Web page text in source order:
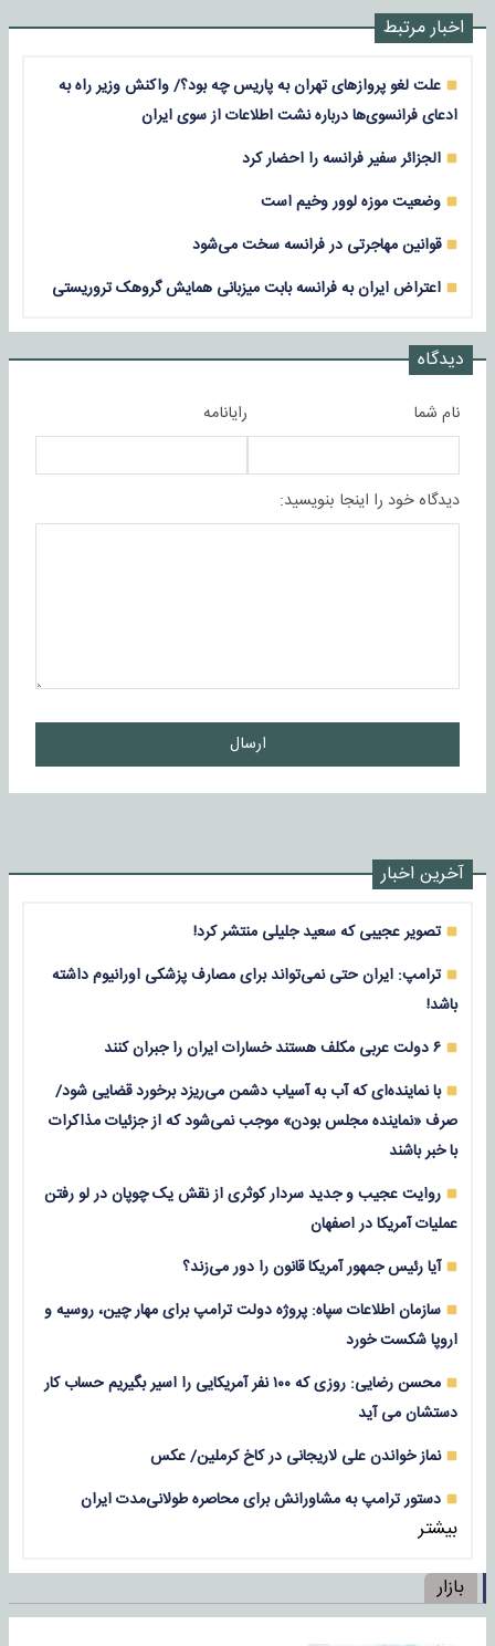
اخبار مرتبط
علت لغو پروازهای تهران به پاریس چه بود؟/ واکنش وزیر راه به
ادعای فرانسوی‌ها درباره نشت اطلاعات از سوی ایران
الجزائر سفیر فرانسه را احضار کرد
وضعیت موزه لوور وخیم است
قوانین مهاجرتی در فرانسه سخت می‌شود
اعتراض ایران به فرانسه بابت میزبانی همایش گروهک تروریستی
دیدگاه
نام شما رایانامه
دیدگاه خود را اینجا بنویسید:
ارسال
آخرین اخبار
تصویر عجیبی که سعید جلیلی منتشر کرد!
ترامپ: ایران حتی نمی‌تواند برای مصارف پزشکی اورانیوم داشته
باشد!
۶ دولت عربی مکلف هستند خسارات ایران را جبران کنند
با نماینده‌ای که آب به آسیاب دشمن می‌ریزد برخورد قضایی شود/
صرف «نماینده مجلس بودن» موجب نمی‌شود که از جزئیات مذاکرات
با خبر باشند
روایت عجیب و جدید سردار کوثری از نقش یک چوپان در لو رفتن
عملیات آمریکا در اصفهان
آیا رئیس جمهور آمریکا قانون را دور می‌زند؟
سازمان اطلاعات سپاه: پروژه دولت ترامپ برای مهار چین، روسیه و
اروپا شکست خورد
محسن رضایی: روزی که ۱۰۰ نفر آمریکایی را اسیر بگیریم حساب کار
دستشان می آید
نماز خواندن علی لاریجانی در کاخ کرملین/ عکس
دستور ترامپ به مشاورانش برای محاصره طولانی‌مدت ایران
بیشتر
بازار